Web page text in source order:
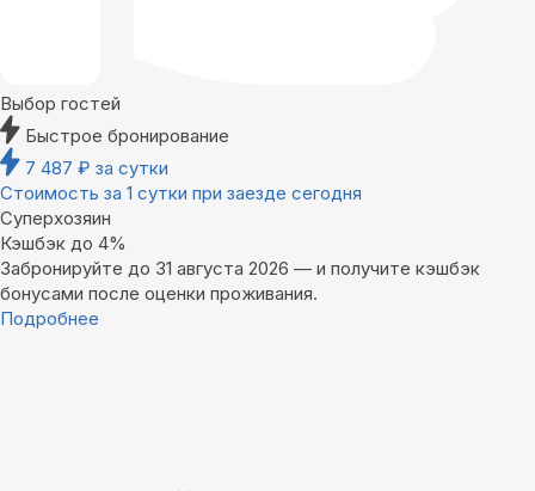
Выбор гостей
Быстрое бронирование
7 487 ₽ за сутки
Стоимость за 1 сутки при заезде сегодня
Суперхозяин
Кэшбэк до 4%
Забронируйте до 31 августа 2026 — и получите кэшбэк
бонусами после оценки проживания.
Подробнее